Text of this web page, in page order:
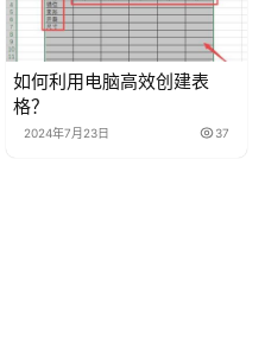
如何利用电脑高效创建表
格？
2024年7月23日 37